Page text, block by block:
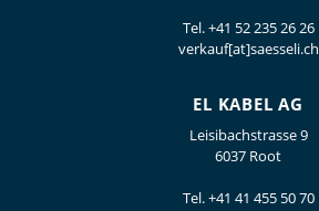
Tel.+41 52 235 26 26
verkauf[at]saesseli.ch
EL KABEL AG
Leisibachstrasse 9
6037 Root
Tel.+41 41 455 50 70